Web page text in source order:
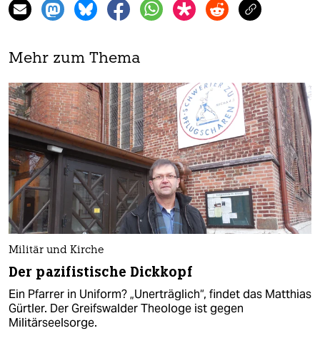
Mehr zum Thema
Militär und Kirche
Der pazifistische Dickkopf
Ein Pfarrer in Uniform? „Unerträglich“, findet das Matthias
Gürtler. Der Greifswalder Theologe ist gegen
Militärseelsorge.